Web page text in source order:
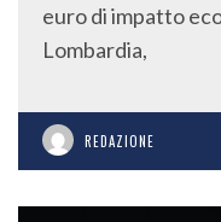
euro di impatto
Lombardia,
REDAZIONE